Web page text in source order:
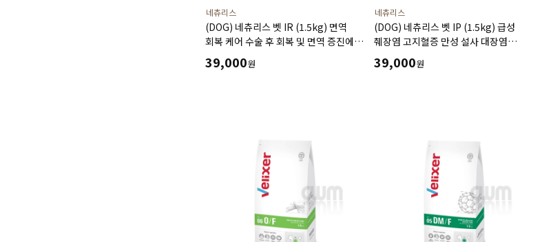
네츄리스
(DOG) 네츄리스 벳 IR (1.5kg) 면역
회복 케어 수술 후 회복 및 면역 증진에
도움
39,000원
네츄리스
(DOG) 네츄리스 벳 IP (1.5kg) 급성
췌장염 고지혈증 만성 설사 대장염
위염에 도움
39,000원